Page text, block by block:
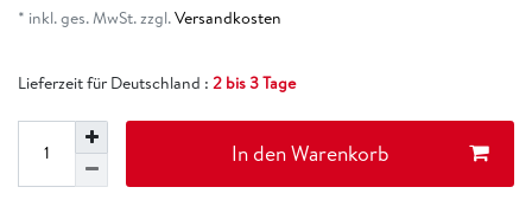
* inkl. ges. MwSt. zzgl.Versandkosten
Lieferzeit für Deutschland : 2 bis 3 Tage
In den Warenkorb